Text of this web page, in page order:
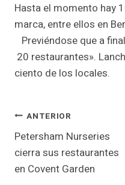
Hasta el momento hay
marca, entre ellos en
Previéndose que a
20 restaurantes».
ciento de los locales.
Navegación
de
entradas
ANTERIOR
Petersham Nurseries
cierra sus restaurantes
en Covent Garden